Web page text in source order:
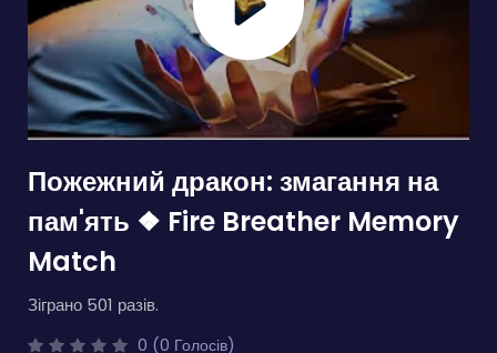
Пожежний дракон: змагання на
пам'ять ❖ Fire Breather Memory
Match
Зіграно 501 разів.
0 (0 Голосів)